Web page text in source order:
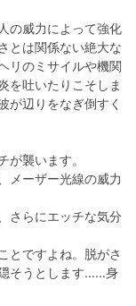
の威力によって強化
とは関係ない絶大な
リのミサイルや機関
を吐いたりこそしま
が辺りをなぎ倒すく
が襲います。
メーザー光線の威力
さらにエッチな気分
とですよね。脱がさ
そうとします……身